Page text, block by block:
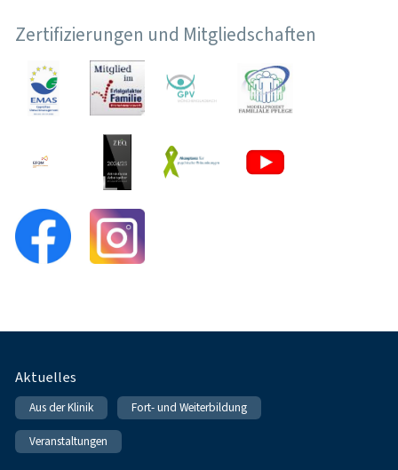
Zertifizierungen und Mitgliedschaften
Fußnavigation
Aktuelles
Aus der Klinik Fort- und Weiterbildung
Veranstaltungen